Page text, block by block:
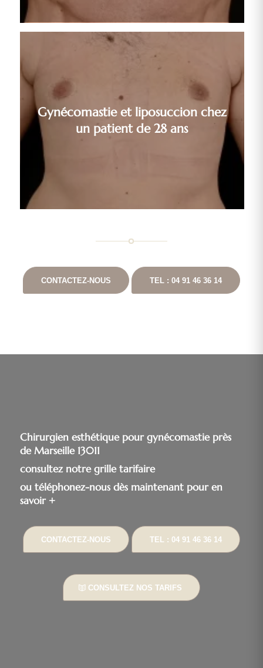
Gynécomastie et liposuccion chez
un patient de 28 ans
CONTACTEZ-NOUS TEL : 04 91 46 36 14
Chirurgien esthétique pour gynécomastie près
de Marseille 13011
consultez notre grille tarifaire
ou téléphonez-nous dès maintenant pour en
savoir +
CONTACTEZ-NOUS TEL : 04 91 46 36 14
CONSULTEZ NOS TARIFS